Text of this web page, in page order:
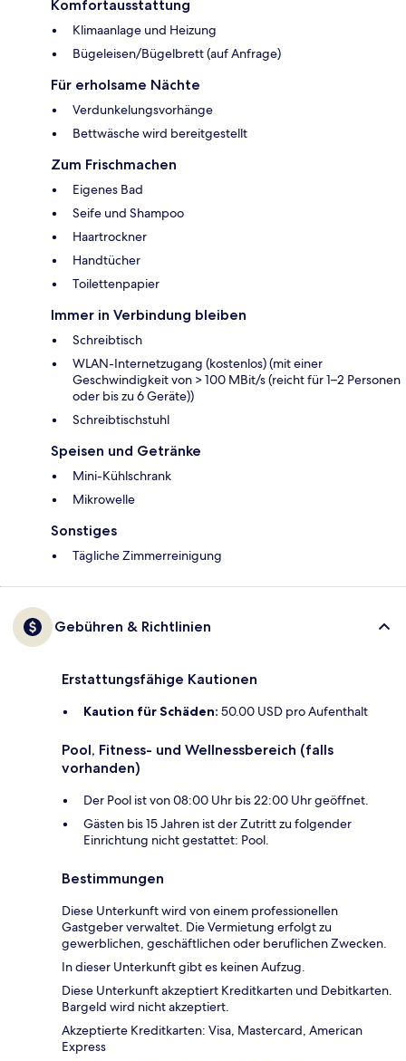
Komfortausstattung
Klimaanlage und Heizung
Bügeleisen/Bügelbrett (auf Anfrage)
Für erholsame Nächte
Verdunkelungsvorhänge
Bettwäsche wird bereitgestellt
Zum Frischmachen
Eigenes Bad
Seife und Shampoo
Haartrockner
Handtücher
Toilettenpapier
Immer in Verbindung bleiben
Schreibtisch
WLAN-Internetzugang (kostenlos) (mit einer
Geschwindigkeit von > 100 MBit/s (reicht für 1–2 Personen
oder bis zu 6 Geräte))
Schreibtischstuhl
Speisen und Getränke
Mini-Kühlschrank
Mikrowelle
Sonstiges
Tägliche Zimmerreinigung
Gebühren & Richtlinien
Erstattungsfähige Kautionen
Kaution für Schäden: 50.00 USD pro Aufenthalt
Pool, Fitness- und Wellnessbereich (falls
vorhanden)
Der Pool ist von 08:00 Uhr bis 22:00 Uhr geöffnet.
Gästen bis 15 Jahren ist der Zutritt zu folgender
Einrichtung nicht gestattet: Pool.
Bestimmungen
Diese Unterkunft wird von einem professionellen
Gastgeber verwaltet. Die Vermietung erfolgt zu
gewerblichen, geschäftlichen oder beruflichen Zwecken.
In dieser Unterkunft gibt es keinen Aufzug.
Diese Unterkunft akzeptiert Kreditkarten und Debitkarten.
Bargeld wird nicht akzeptiert.
Akzeptierte Kreditkarten: Visa, Mastercard, American
Express